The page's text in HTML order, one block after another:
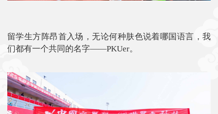
留学生方阵昂首入场，无论何种肤色说着哪国语言，我
们都有一个共同的名字——PKUer。